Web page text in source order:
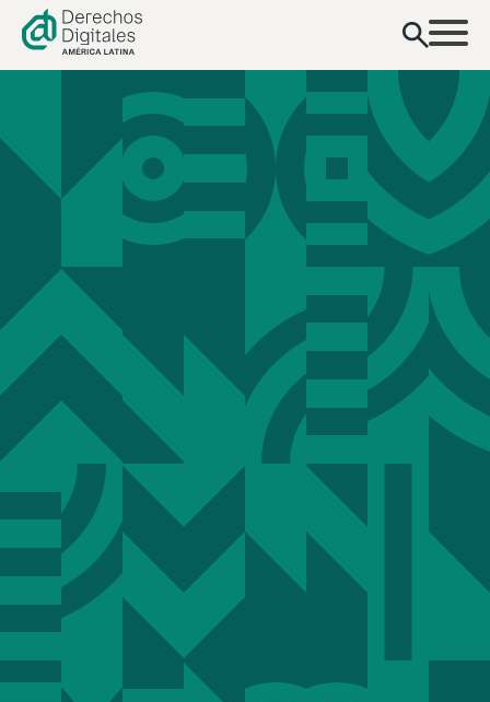
contenido